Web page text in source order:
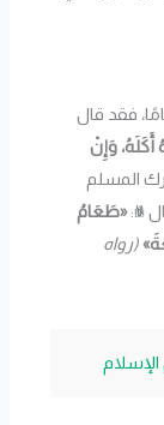
فقد قال
وَإِنْ
المسلم
ﷺ:«طَعَامُ
(رواه